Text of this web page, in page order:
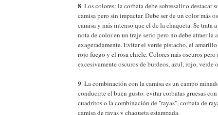
8. Los colores: la corbata debe sobresalir o destacar
camisa pero sin impactar. Debe ser de un color más
camisa y más intenso que el de la chaqueta. Se trata
nota de color en un traje serio pero no debe atraer la
exageradamente. Evitar el verde pistacho, el
rojo fuego y el rosa chicle. Colores más oscuros
excesivamente oscuros de burdeos, azul, rojo, verde
9. La combinación con la camisa es un campo
conducirte el buen gusto: evitar corbatas gruesas
cuadritos o la combinación de "rayas", corbata de
camisa de rayas y chaqueta estampada.